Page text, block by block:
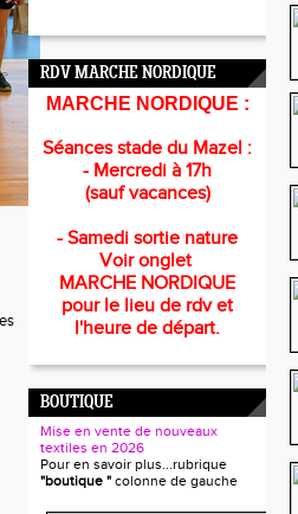
RDV MARCHE NORDIQUE
MARCHE NORDIQUE :
Séances stade du Mazel :
- Mercredi à 17h
(sauf vacances)
- Samedi sortie nature
Voir onglet
MARCHE NORDIQUE
pour le lieu de rdv et
l'heure de départ.
BOUTIQUE
Mise en vente de nouveaux
textiles en 2026
Pour en savoir plus...rubrique
"boutique " colonne de gauche